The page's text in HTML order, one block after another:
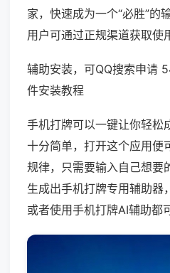
家，快速成为一个“必胜”的
用户可通过正规渠道获取使
辅助安装，可QQ搜索申请
件安装教程
手机打牌可以一键让你轻松
十分简单，打开这个应用便
规律，只需要输入自己想要
生成出手机打牌专用辅助器
或者使用手机打牌AI辅助都